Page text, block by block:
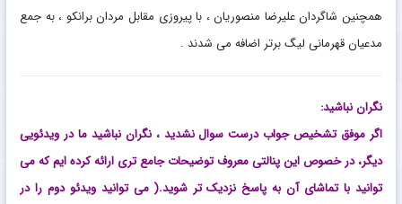
همچنین شاگردان علیرضا منصوریان ، با پیروزی مقابل مردان برانکو ، به جمع
مدعیان قهرمانی لیگ برتر اضافه می شدند .
نگران نباشید:
اگر موفق تشخیص جواب درست سوال نشدید ، نگران نباشید ما در ویدئویی
دیگر، در خصوص این پنالتی معروف توضیحات جامع تری ارائه کرده ایم که می
توانید با تماشای آن به پاسخ نزدیک تر شوید.( می توانید ویدئو دوم را در